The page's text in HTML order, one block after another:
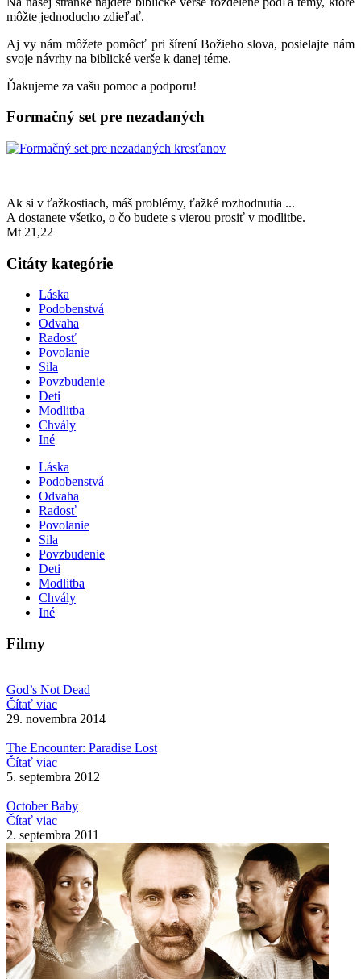
môžte jednoducho zdieľať.
Aj vy nám môžete pomôcť pri šírení Božieho slova, posielajte nám
svoje návrhy na biblické verše k danej téme.
Ďakujeme za vašu pomoc a podporu!
Formačný set pre nezadaných
Ak si v ťažkostiach, máš problémy, ťažké rozhodnutia ...
A dostanete všetko, o čo budete s vierou prosiť v modlitbe.
Mt 21,22
Citáty kategórie
Láska
Podobenstvá
Odvaha
Radosť
Povolanie
Sila
Povzbudenie
Deti
Modlitba
Chvály
Iné
Láska
Podobenstvá
Odvaha
Radosť
Povolanie
Sila
Povzbudenie
Deti
Modlitba
Chvály
Iné
Filmy
God’s Not Dead
Čítať viac
29. novembra 2014
The Encounter: Paradise Lost
Čítať viac
5. septembra 2012
October Baby
Čítať viac
2. septembra 2011